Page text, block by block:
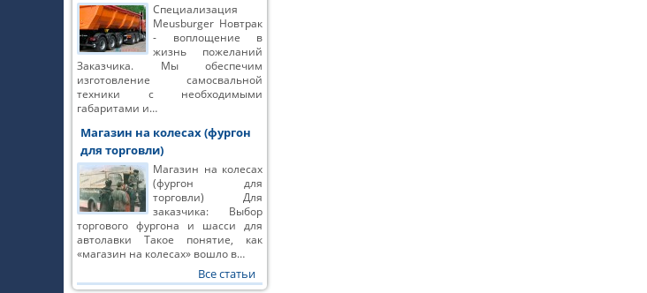
Специализация
Meusburger Новтрак
- воплощение в
жизнь пожеланий
Заказчика. Мы обеспечим
изготовление самосвальной
техники с необходимыми
габаритами и…
Магазин на колесах (фургон
для торговли)
Магазин на колесах
(фургон для
торговли) Для
заказчика: Выбор
торгового фургона и шасси для
автолавки Такое понятие, как
«магазин на колесах» вошло в…
Все статьи